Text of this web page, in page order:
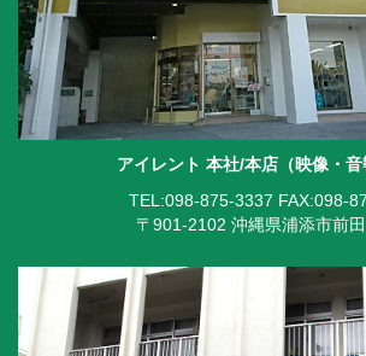
アイレント 本社/本店（映像・音
TEL:098-875-3337 FAX:098-
〒901-2102 沖縄県浦添市前